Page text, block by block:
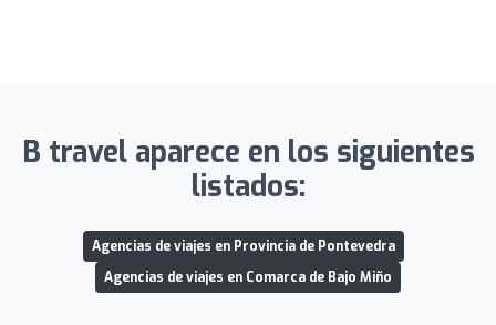
B travel aparece en los siguientes
listados:
Agencias de viajes en Provincia de Pontevedra
Agencias de viajes en Comarca de Bajo Miño